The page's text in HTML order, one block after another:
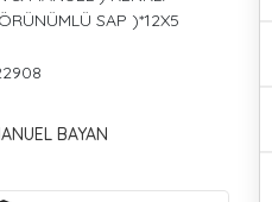
SAP )*12X5
BAYAN